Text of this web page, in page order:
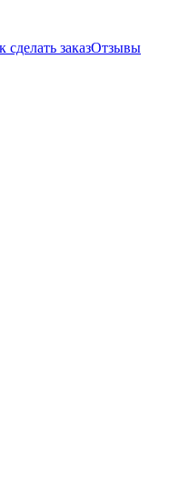
сделать заказОтзывы